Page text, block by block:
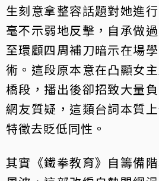
生刻意拿整容話題對她進
毫不示弱地反擊，自承做
至環顧四周補刀暗示在場
術。這段原本意在凸顯女
橋段，播出後卻招致大量
網友質疑，這類台詞本質
特徵去貶低同性。
其實《鐵拳教育》自籌備